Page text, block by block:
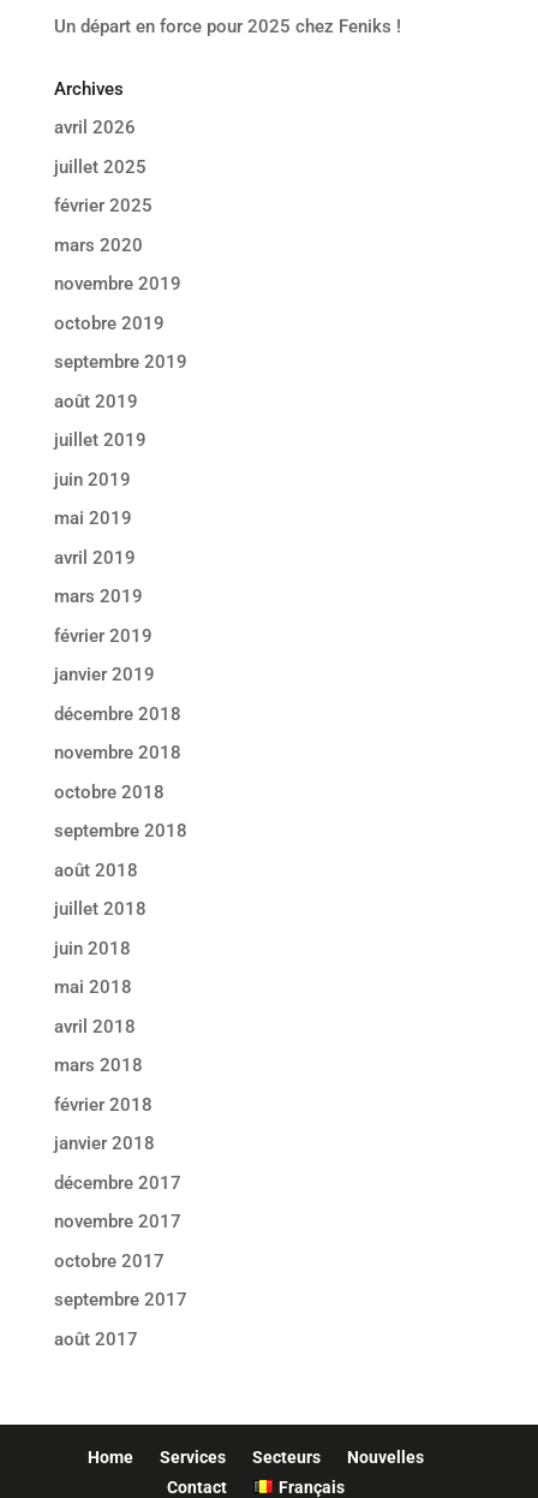
Un départ en force pour 2025 chez Feniks !
Archives
avril 2026
juillet 2025
février 2025
mars 2020
novembre 2019
octobre 2019
septembre 2019
août 2019
juillet 2019
juin 2019
mai 2019
avril 2019
mars 2019
février 2019
janvier 2019
décembre 2018
novembre 2018
octobre 2018
septembre 2018
août 2018
juillet 2018
juin 2018
mai 2018
avril 2018
mars 2018
février 2018
janvier 2018
décembre 2017
novembre 2017
octobre 2017
septembre 2017
août 2017
Home Services Secteurs
Nouvelles
Contact
Français